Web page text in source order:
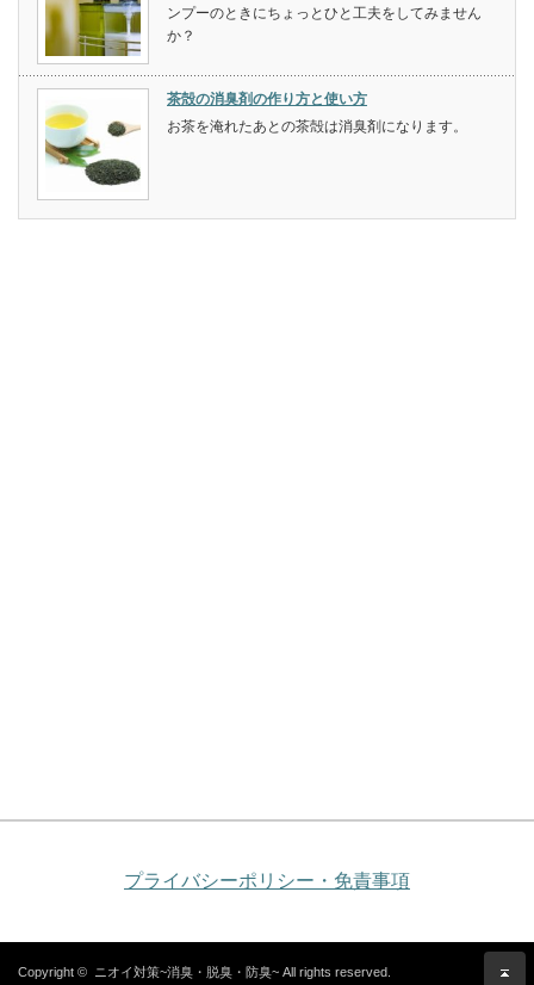
ンプーのときにちょっとひと工夫をしてみません
か？
茶殻の消臭剤の作り方と使い方
お茶を淹れたあとの茶殻は消臭剤になります。
プライバシーポリシー・免責事項
Copyright © ニオイ対策~消臭・脱臭・防臭~ All rights reserved.